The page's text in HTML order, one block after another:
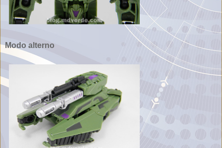
Modo alterno